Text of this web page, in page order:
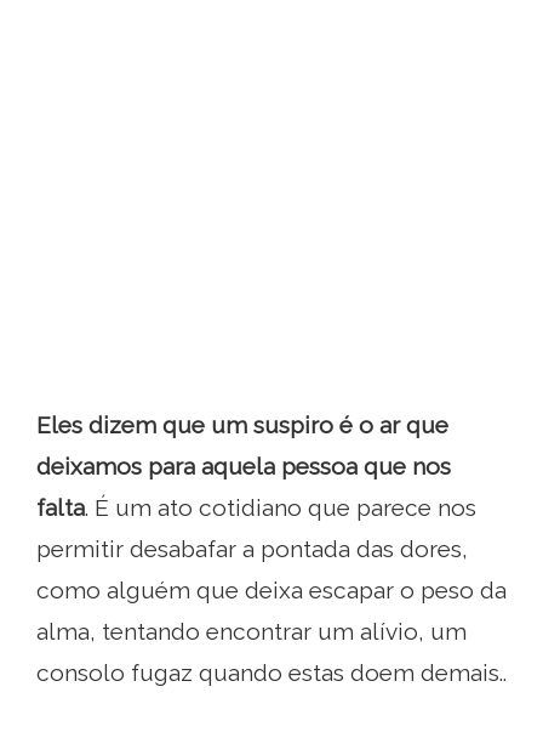
Eles dizem que um suspiro é o ar que
deixamos para aquela pessoa que nos
falta. É um ato cotidiano que parece nos
permitir desabafar a pontada das dores,
como alguém que deixa escapar o peso da
alma, tentando encontrar um alívio, um
consolo fugaz quando estas doem demais..